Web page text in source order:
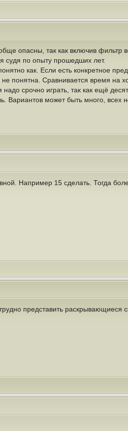
опасны, так как включив фильтр
судя по опыту прошедших лет.
как. Если есть конкретное
понятна. Сравнивается время на
срочно играть, так как ещё
Вариантов может быть много, всех
Например 15 сделать. Тогда
представить раскрывающиеся